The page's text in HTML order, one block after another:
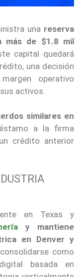
una reserva
más de $1.8 mil
capital quedará
una decisión
operativo
activos.
similares en
a la firma
crédito anterior
en Texas y
y mantiene
en Denver y
como
basada en